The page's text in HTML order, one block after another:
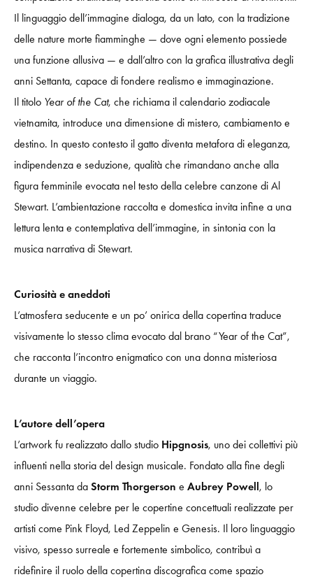
Il linguaggio dell’immagine dialoga, da un lato, con la tradizione
delle nature morte fiamminghe — dove ogni elemento possiede
una funzione allusiva — e dall’altro con la grafica illustrativa degli
anni Settanta, capace di fondere realismo e immaginazione.
Il titolo Year of the Cat, che richiama il calendario zodiacale
vietnamita, introduce una dimensione di mistero, cambiamento e
destino. In questo contesto il gatto diventa metafora di eleganza,
indipendenza e seduzione, qualità che rimandano anche alla
figura femminile evocata nel testo della celebre canzone di Al
Stewart. L’ambientazione raccolta e domestica invita infine a una
lettura lenta e contemplativa dell’immagine, in sintonia con la
musica narrativa di Stewart.
Curiosità e aneddoti
L’atmosfera seducente e un po’ onirica della copertina traduce
visivamente lo stesso clima evocato dal brano “Year of the Cat”,
che racconta l’incontro enigmatico con una donna misteriosa
durante un viaggio.
L’autore dell’opera
L’artwork fu realizzato dallo studio Hipgnosis, uno dei collettivi più
influenti nella storia del design musicale. Fondato alla fine degli
anni Sessanta da Storm Thorgerson e Aubrey Powell, lo
studio divenne celebre per le copertine concettuali realizzate per
artisti come Pink Floyd, Led Zeppelin e Genesis. Il loro linguaggio
visivo, spesso surreale e fortemente simbolico, contribuì a
ridefinire il ruolo della copertina discografica come spazio